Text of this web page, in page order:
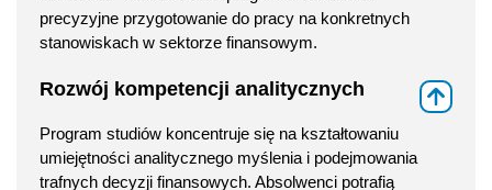
precyzyjne przygotowanie do pracy na konkretnych
stanowiskach w sektorze finansowym.
Rozwój kompetencji analitycznych
Program studiów koncentruje się na kształtowaniu
umiejętności analitycznego myślenia i podejmowania
trafnych decyzji finansowych. Absolwenci potrafią